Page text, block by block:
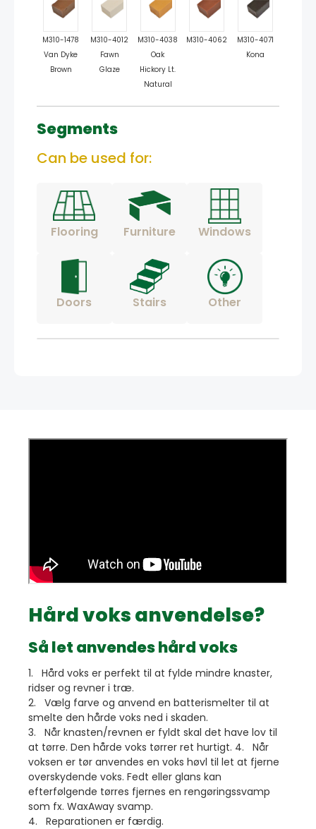
M310-1478
Van Dyke
Brown
M310-4012
Fawn
Glaze
M310-4038
Oak
Hickory Lt.
Natural
M310-4062
M310-4071
Kona
Segments
Can be used for:
Flooring Furniture Windows
Doors Stairs Other
Hård voks anvendelse?
Så let anvendes hård voks
1. Hård voks er perfekt til at fylde mindre knaster,
ridser og revner i træ.
2. Vælg farve og anvend en batterismelter til at
smelte den hårde voks ned i skaden.
3. Når knasten/revnen er fyldt skal det have lov til
at tørre. Den hårde voks tørrer ret hurtigt. 4. Når
voksen er tør anvendes en voks høvl til let at fjerne
overskydende voks. Fedt eller glans kan
efterfølgende tørres fjernes en rengøringssvamp
som fx. WaxAway svamp.
4. Reparationen er færdig.